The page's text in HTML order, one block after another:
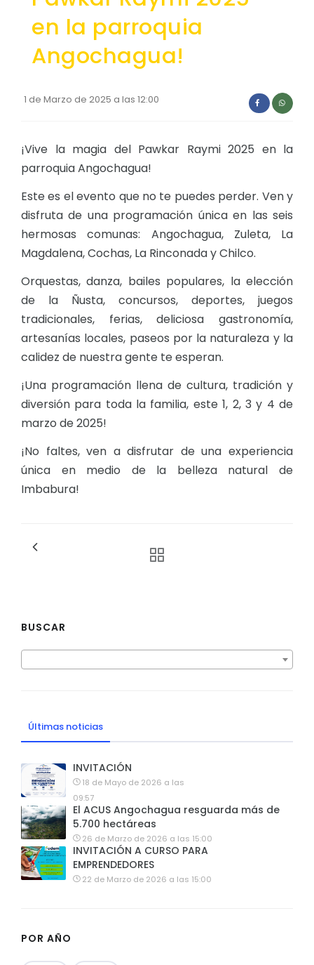
en la parroquia
Angochagua!
1 de Marzo de 2025 a las 12:00
¡Vive la magia del Pawkar Raymi 2025 en la
parroquia Angochagua!
Este es el evento que no te puedes perder. Ven y
disfruta de una programación única en las seis
hermosas comunas: Angochagua, Zuleta, La
Magdalena, Cochas, La Rinconada y Chilco.
Orquestas, danza, bailes populares, la elección
de la Ñusta, concursos, deportes, juegos
tradicionales, ferias, deliciosa gastronomía,
artesanías locales, paseos por la naturaleza y la
calidez de nuestra gente te esperan.
¡Una programación llena de cultura, tradición y
diversión para toda la familia, este 1, 2, 3 y 4 de
marzo de 2025!
¡No faltes, ven a disfrutar de una experiencia
única en medio de la belleza natural de
Imbabura!
BUSCAR
Últimas noticias
INVITACIÓN
18 de Mayo de 2026 a las
09:57
El ACUS Angochagua resguarda más de
5.700 hectáreas
26 de Marzo de 2026 a las 15:00
INVITACIÓN A CURSO PARA
EMPRENDEDORES
22 de Marzo de 2026 a las 15:00
POR AÑO